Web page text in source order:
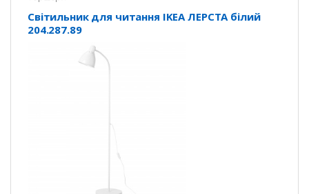
Світильник для читання IKEA ЛЕРСТА білий
204.287.89